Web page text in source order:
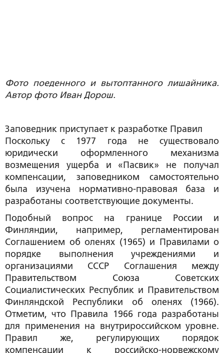
Фото поеденного и вытоптанного лишайника.
Автор фото Иван Дорош.
Заповедник приступает к разработке Правил
Поскольку с 1977 года не существовало
юридически оформленного механизма
возмещения ущерба и «Пасвик» не получал
компенсации, заповедником самостоятельно
была изучена нормативно-правовая база и
разработаны соответствующие документы.
Подобный вопрос на границе России и
Финляндии, например, регламентирован
Соглашением об оленях (1965) и Правилами о
порядке выполнения учреждениями и
организациями СССР Соглашения между
Правительством Союза Советских
Социалистических Республик и Правительством
Финляндской Республики об оленях (1966).
Отметим, что Правила 1966 года разработаны
для применения на внутрироссийском уровне.
Правил же, регулирующих порядок
компенсации к российско-норвежскому